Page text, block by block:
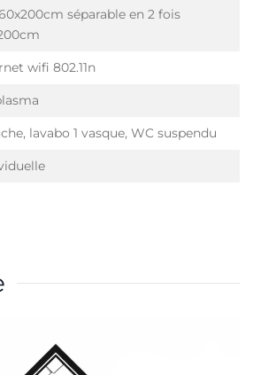
séparable en 2 fois
wifi 802.11n
lavabo 1 vasque, WC suspendu